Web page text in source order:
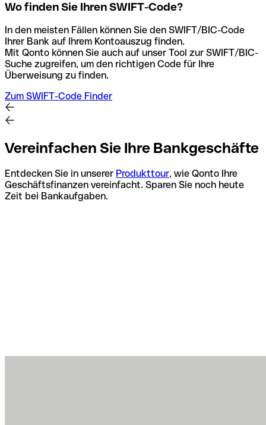
Wo finden Sie Ihren SWIFT-Code?
In den meisten Fällen können Sie den SWIFT/BIC-Code
Ihrer Bank auf Ihrem Kontoauszug finden.
Mit Qonto können Sie auch auf unser Tool zur SWIFT/BIC-
Suche zugreifen, um den richtigen Code für Ihre
Überweisung zu finden.
Zum SWIFT-Code Finder
Vereinfachen Sie Ihre Bankgeschäfte
Entdecken Sie in unserer Produkttour, wie Qonto Ihre
Geschäftsfinanzen vereinfacht. Sparen Sie noch heute
Zeit bei Bankaufgaben.